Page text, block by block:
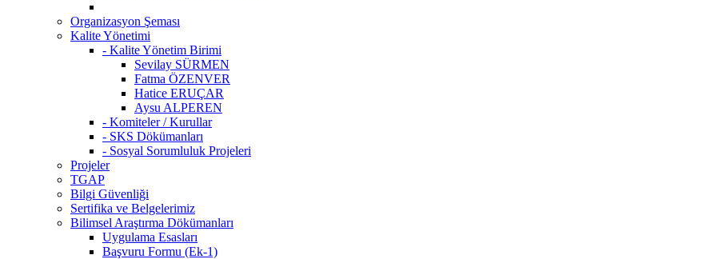
Organizasyon Şeması
Kalite Yönetimi
- Kalite Yönetim Birimi
Sevilay SÜRMEN
Fatma ÖZENVER
Hatice ERUÇAR
Aysu ALPEREN
- Komiteler / Kurullar
- SKS Dökümanları
- Sosyal Sorumluluk Projeleri
Projeler
TGAP
Bilgi Güvenliği
Sertifika ve Belgelerimiz
Bilimsel Araştırma Dökümanları
Uygulama Esasları
Başvuru Formu (Ek-1)